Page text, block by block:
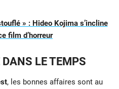
» : Hideo Kojima s’incline
film d’horreur
DANS LE TEMPS
, les bonnes affaires sont au